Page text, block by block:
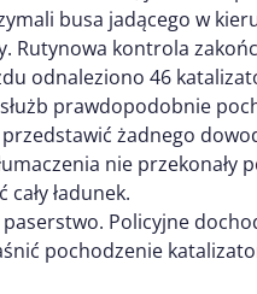
busa jadącego w
Rutynowa kontrola
odnaleziono 46
prawdopodobnie
żadnego
nie przekonały
ładunek.
Policyjne
pochodzenie